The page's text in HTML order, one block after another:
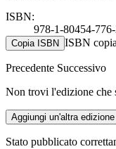
ISBN:
978-1-80454-
Copia ISBN ISBN
Precedente Successivo
Non trovi l'edizione che
Aggiungi un'altra edizione
Stato pubblicato